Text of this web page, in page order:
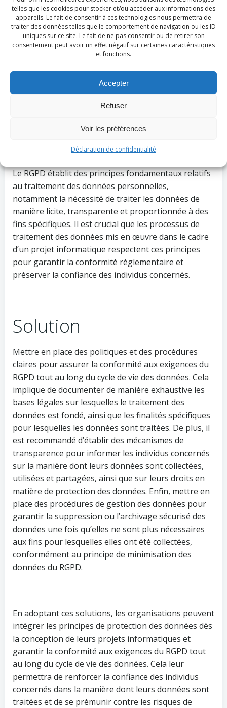
telles que les cookies pour stocker et/ou accéder aux informations des
appareils. Le fait de consentir à ces technologies nous permettra de
traiter des données telles que le comportement de navigation ou les ID
uniques sur ce site. Le fait de ne pas consentir ou de retirer son
consentement peut avoir un effet négatif sur certaines caractéristiques
et fonctions.
Accepter
Refuser
Voir les préférences
Déclaration de confidentialité
Les processus de
traitement des données
respectent-ils les
principes de légalité, de
transparence et de
minimisation des
données du RGPD?
Le RGPD établit des principes fondamentaux relatifs
au traitement des données personnelles,
notamment la nécessité de traiter les données de
manière licite, transparente et proportionnée à des
fins spécifiques. Il est crucial que les processus de
traitement des données mis en œuvre dans le cadre
d’un projet informatique respectent ces principes
pour garantir la conformité réglementaire et
préserver la confiance des individus concernés.
Solution
Mettre en place des politiques et des procédures
claires pour assurer la conformité aux exigences du
RGPD tout au long du cycle de vie des données. Cela
implique de documenter de manière exhaustive les
bases légales sur lesquelles le traitement des
données est fondé, ainsi que les finalités spécifiques
pour lesquelles les données sont traitées. De plus, il
est recommandé d’établir des mécanismes de
transparence pour informer les individus concernés
sur la manière dont leurs données sont collectées,
utilisées et partagées, ainsi que sur leurs droits en
matière de protection des données. Enfin, mettre en
place des procédures de gestion des données pour
garantir la suppression ou l’archivage sécurisé des
données une fois qu’elles ne sont plus nécessaires
aux fins pour lesquelles elles ont été collectées,
conformément au principe de minimisation des
données du RGPD.
En adoptant ces solutions, les organisations peuvent
intégrer les principes de protection des données dès
la conception de leurs projets informatiques et
garantir la conformité aux exigences du RGPD tout
au long du cycle de vie des données. Cela leur
permettra de renforcer la confiance des individus
concernés dans la manière dont leurs données sont
traitées et de se prémunir contre les risques de